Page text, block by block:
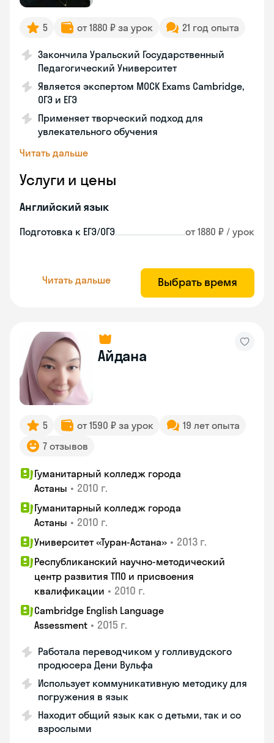
5 от 1880 ₽ за урок 21 год опыта
Закончила Уральский Государственный
Педагогический Университет
Является экспертом MOCK Exams Cambridge,
ОГЭ и ЕГЭ
Применяет творческий подход для
увлекательного обучения
Читать дальше
Услуги и цены
Английский язык
Подготовка к ЕГЭ/ОГЭ от 1880 ₽ / урок
Читать дальше Выбрать время
Айдана
5 от 1590 ₽ за урок
19 лет опыта
7 отзывов
Гуманитарный колледж города
Астаны • 2010 г.
Гуманитарный колледж города
Астаны • 2010 г.
Университет «Туран-Астана» • 2013 г.
Республиканский научно-методический
центр развития ТПО и присвоения
квалификации • 2010 г.
Cambridge English Language
Assessment • 2015 г.
Работала переводчиком у голливудского
продюсера Дени Вульфа
Использует коммуникативную методику для
погружения в язык
Находит общий язык как с детьми, так и со
взрослыми